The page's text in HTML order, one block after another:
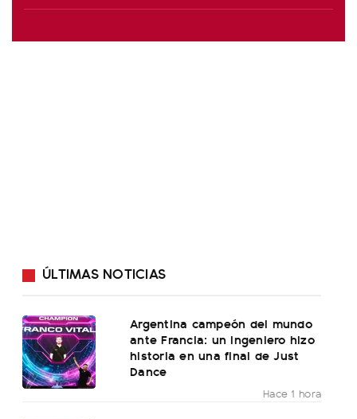
ÚLTIMAS NOTICIAS
Argentina campeón del mundo
ante Francia: un ingeniero hizo
historia en una final de Just
Dance
Hace 1 hora